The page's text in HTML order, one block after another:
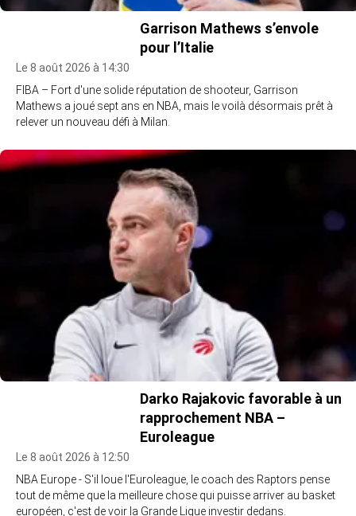
Garrison Mathews s’envole
pour l’Italie
Le 8 août 2026 à 14:30
FIBA – Fort d'une solide réputation de shooteur, Garrison
Mathews a joué sept ans en NBA, mais le voilà désormais prêt à
relever un nouveau défi à Milan.
Darko Rajakovic favorable à un
rapprochement NBA –
Euroleague
Le 8 août 2026 à 12:50
NBA Europe - S'il loue l'Euroleague, le coach des Raptors pense
tout de même que la meilleure chose qui puisse arriver au basket
européen, c'est de voir la Grande Ligue investir dedans.